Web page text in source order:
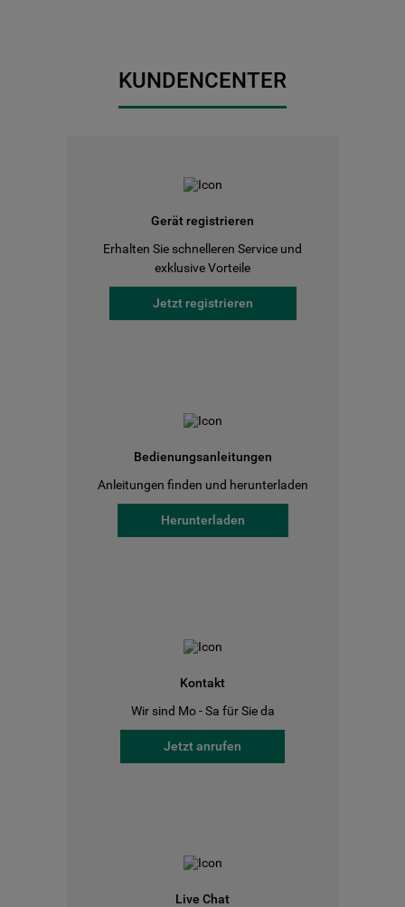
KUNDENCENTER
Gerät registrieren
Erhalten Sie schnelleren Service und
exklusive Vorteile
Jetzt registrieren
Bedienungsanleitungen
Anleitungen finden und herunterladen
Herunterladen
Kontakt
Wir sind Mo - Sa für Sie da
Jetzt anrufen
Live Chat